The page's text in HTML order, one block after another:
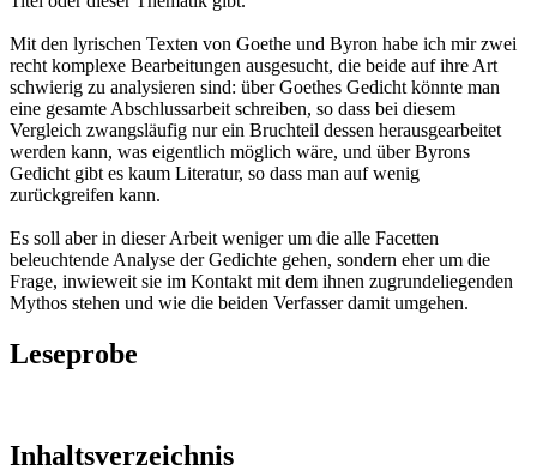
Mit den lyrischen Texten von Goethe und Byron habe ich mir zwei
recht komplexe Bearbeitungen ausgesucht, die beide auf ihre Art
schwierig zu analysieren sind: über Goethes Gedicht könnte man
eine gesamte Abschlussarbeit schreiben, so dass bei diesem
Vergleich zwangsläufig nur ein Bruchteil dessen herausgearbeitet
werden kann, was eigentlich möglich wäre, und über Byrons
Gedicht gibt es kaum Literatur, so dass man auf wenig
zurückgreifen kann.
Es soll aber in dieser Arbeit weniger um die alle Facetten
beleuchtende Analyse der Gedichte gehen, sondern eher um die
Frage, inwieweit sie im Kontakt mit dem ihnen zugrundeliegenden
Mythos stehen und wie die beiden Verfasser damit umgehen.
Leseprobe
Inhaltsverzeichnis